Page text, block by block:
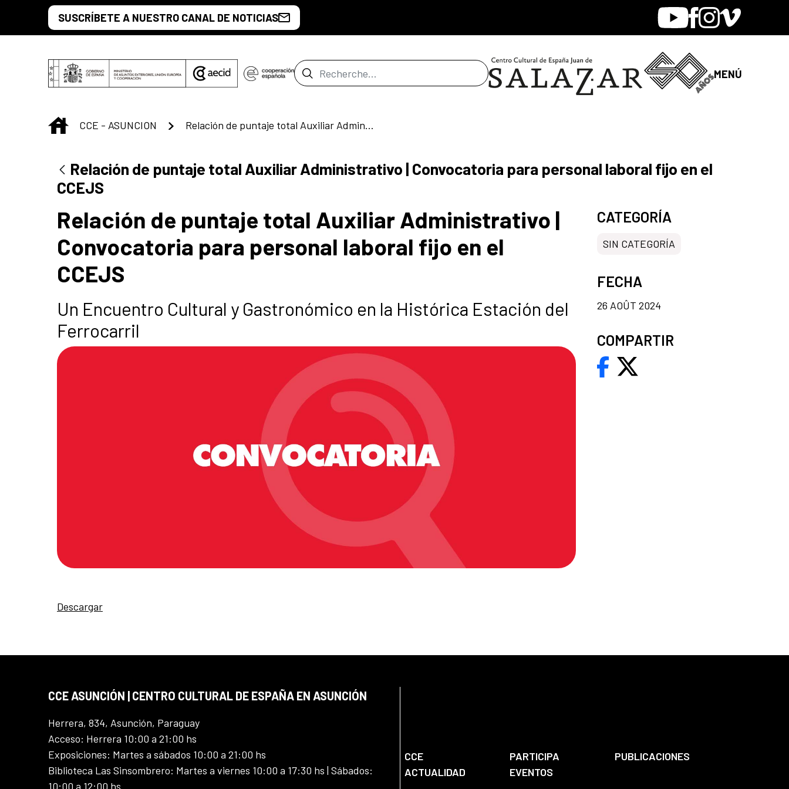
Saut au contenu principal
SUSCRÍBETE A NUESTRO CANAL DE NOTICIAS YoutubeFacebook
Instagram
Vimeo
Barre de recherche MENÚ
INICIO
CCE - ASUNCION Relación de puntaje total Auxiliar Administrativo | Convocatoria para personal laboral fijo en el CCEJS
Relación de puntaje total Auxiliar Administrativo | Convocatoria para personal laboral fijo en el
CCEJS
Relación de puntaje total Auxiliar Administrativo |
Convocatoria para personal laboral fijo en el
CCEJS
Un Encuentro Cultural y Gastronómico en la Histórica Estación del
Ferrocarril
Descargar
CATEGORÍA
SIN CATEGORÍA
FECHA
26 AOÛT 2024
COMPARTIR
CCE ASUNCIÓN | CENTRO CULTURAL DE ESPAÑA EN ASUNCIÓN
Herrera, 834, Asunción, Paraguay
Acceso: Herrera 10:00 a 21:00 hs
Exposiciones: Martes a sábados 10:00 a 21:00 hs
Biblioteca Las Sinsombrero: Martes a viernes 10:00 a 17:30 hs | Sábados:
10:00 a 12:00 hs
CCE PARTICIPA
PUBLICACIONES
ACTUALIDAD
EVENTOS